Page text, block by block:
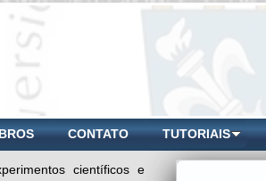
CONTATO TUTORIAIS
científicos e